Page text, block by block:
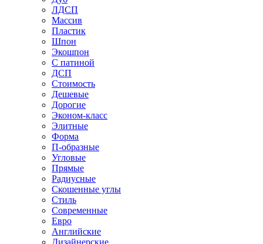
ЛДСП
Массив
Пластик
Шпон
Экошпон
С патиной
ДСП
Стоимость
Дешевые
Дорогие
Эконом-класс
Элитные
Форма
П-образные
Угловые
Прямые
Радиусные
Скошенные углы
Стиль
Современные
Евро
Английские
Дизайнерские